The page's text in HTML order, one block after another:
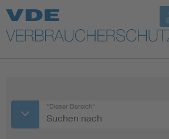
Top Themen
Weitere Themen
"Dieser Bereich"